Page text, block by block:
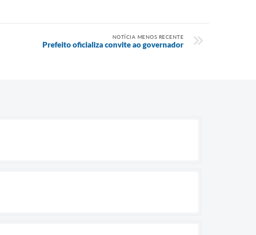
NOTÍCIA MENOS RECENTE
Prefeito oficializa convite ao governador